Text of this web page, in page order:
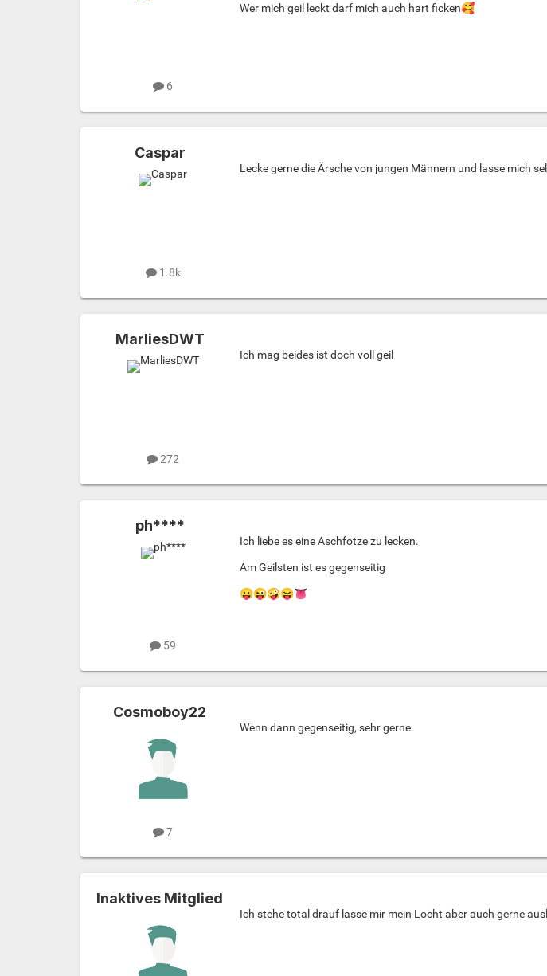
6
Wer mich geil leckt darf mich auch hart ficken🥰
Caspar
1.8k
Lecke gerne die Ärsche von jungen Männern und lasse mich
MarliesDWT
272
Ich mag beides ist doch voll geil
ph****
59
Ich liebe es eine Aschfotze zu lecken.
Am Geilsten ist es gegenseitig
😛😜🤪😝👅
Cosmoboy22
7
Wenn dann gegenseitig, sehr gerne
Inaktives Mitglied
Ich stehe total drauf lasse mir mein Locht aber auch gerne